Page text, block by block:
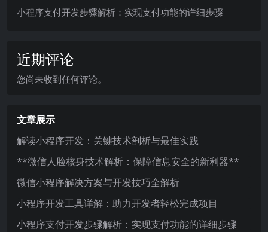
小程序支付开发步骤解析：实现支付功能的详细步骤
近期评论
您尚未收到任何评论。
文章展示
解读小程序开发：关键技术剖析与最佳实践
**微信人脸核身技术解析：保障信息安全的新利器**
微信小程序解决方案与开发技巧全解析
小程序开发工具详解：助力开发者轻松完成项目
小程序支付开发步骤解析：实现支付功能的详细步骤